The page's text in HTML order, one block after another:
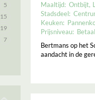
1
1
5
15
19
7
Maaltijd: Ontbijt
Stadsdeel:
Keuken:
Prijsniveau:
Bertmans op het
aandacht in de